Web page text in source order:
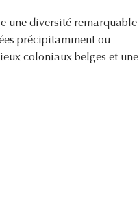
une diversité remarquable
précipitamment ou
coloniaux belges et une